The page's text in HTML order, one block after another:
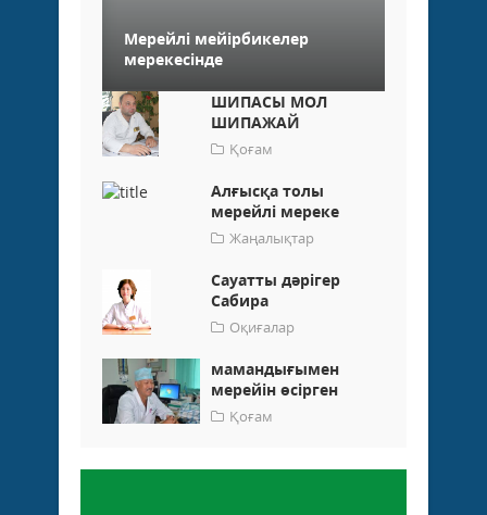
Мерейлі мейірбикелер
мерекесінде
ШИПАСЫ МОЛ
ШИПАЖАЙ
Қоғам
Алғысқа толы
мерейлі мереке
Жаңалықтар
Сауатты дәрігер
Сабира
Оқиғалар
мамандығымен
мерейін өсірген
Қоғам